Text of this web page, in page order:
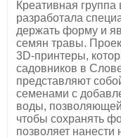
Креативная
разработала
держать форму и
семян травы.
3D-принтеры,
садовников в
представляют
семенами с
воды, позволяющей
чтобы сохранять
позволяет нанести